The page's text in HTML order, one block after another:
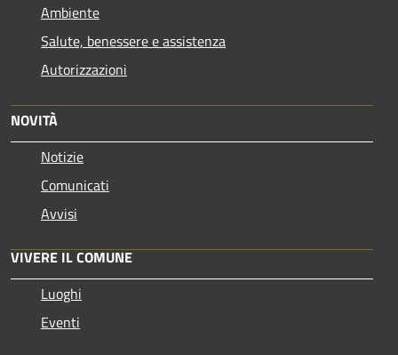
Ambiente
Salute, benessere e assistenza
Autorizzazioni
NOVITÀ
Notizie
Comunicati
Avvisi
VIVERE IL COMUNE
Luoghi
Eventi